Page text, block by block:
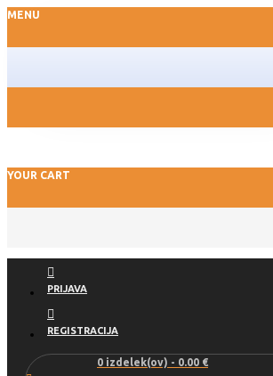
MENU
YOUR CART
PRIJAVA
REGISTRACIJA
0 izdelek(ov) - 0.00 €